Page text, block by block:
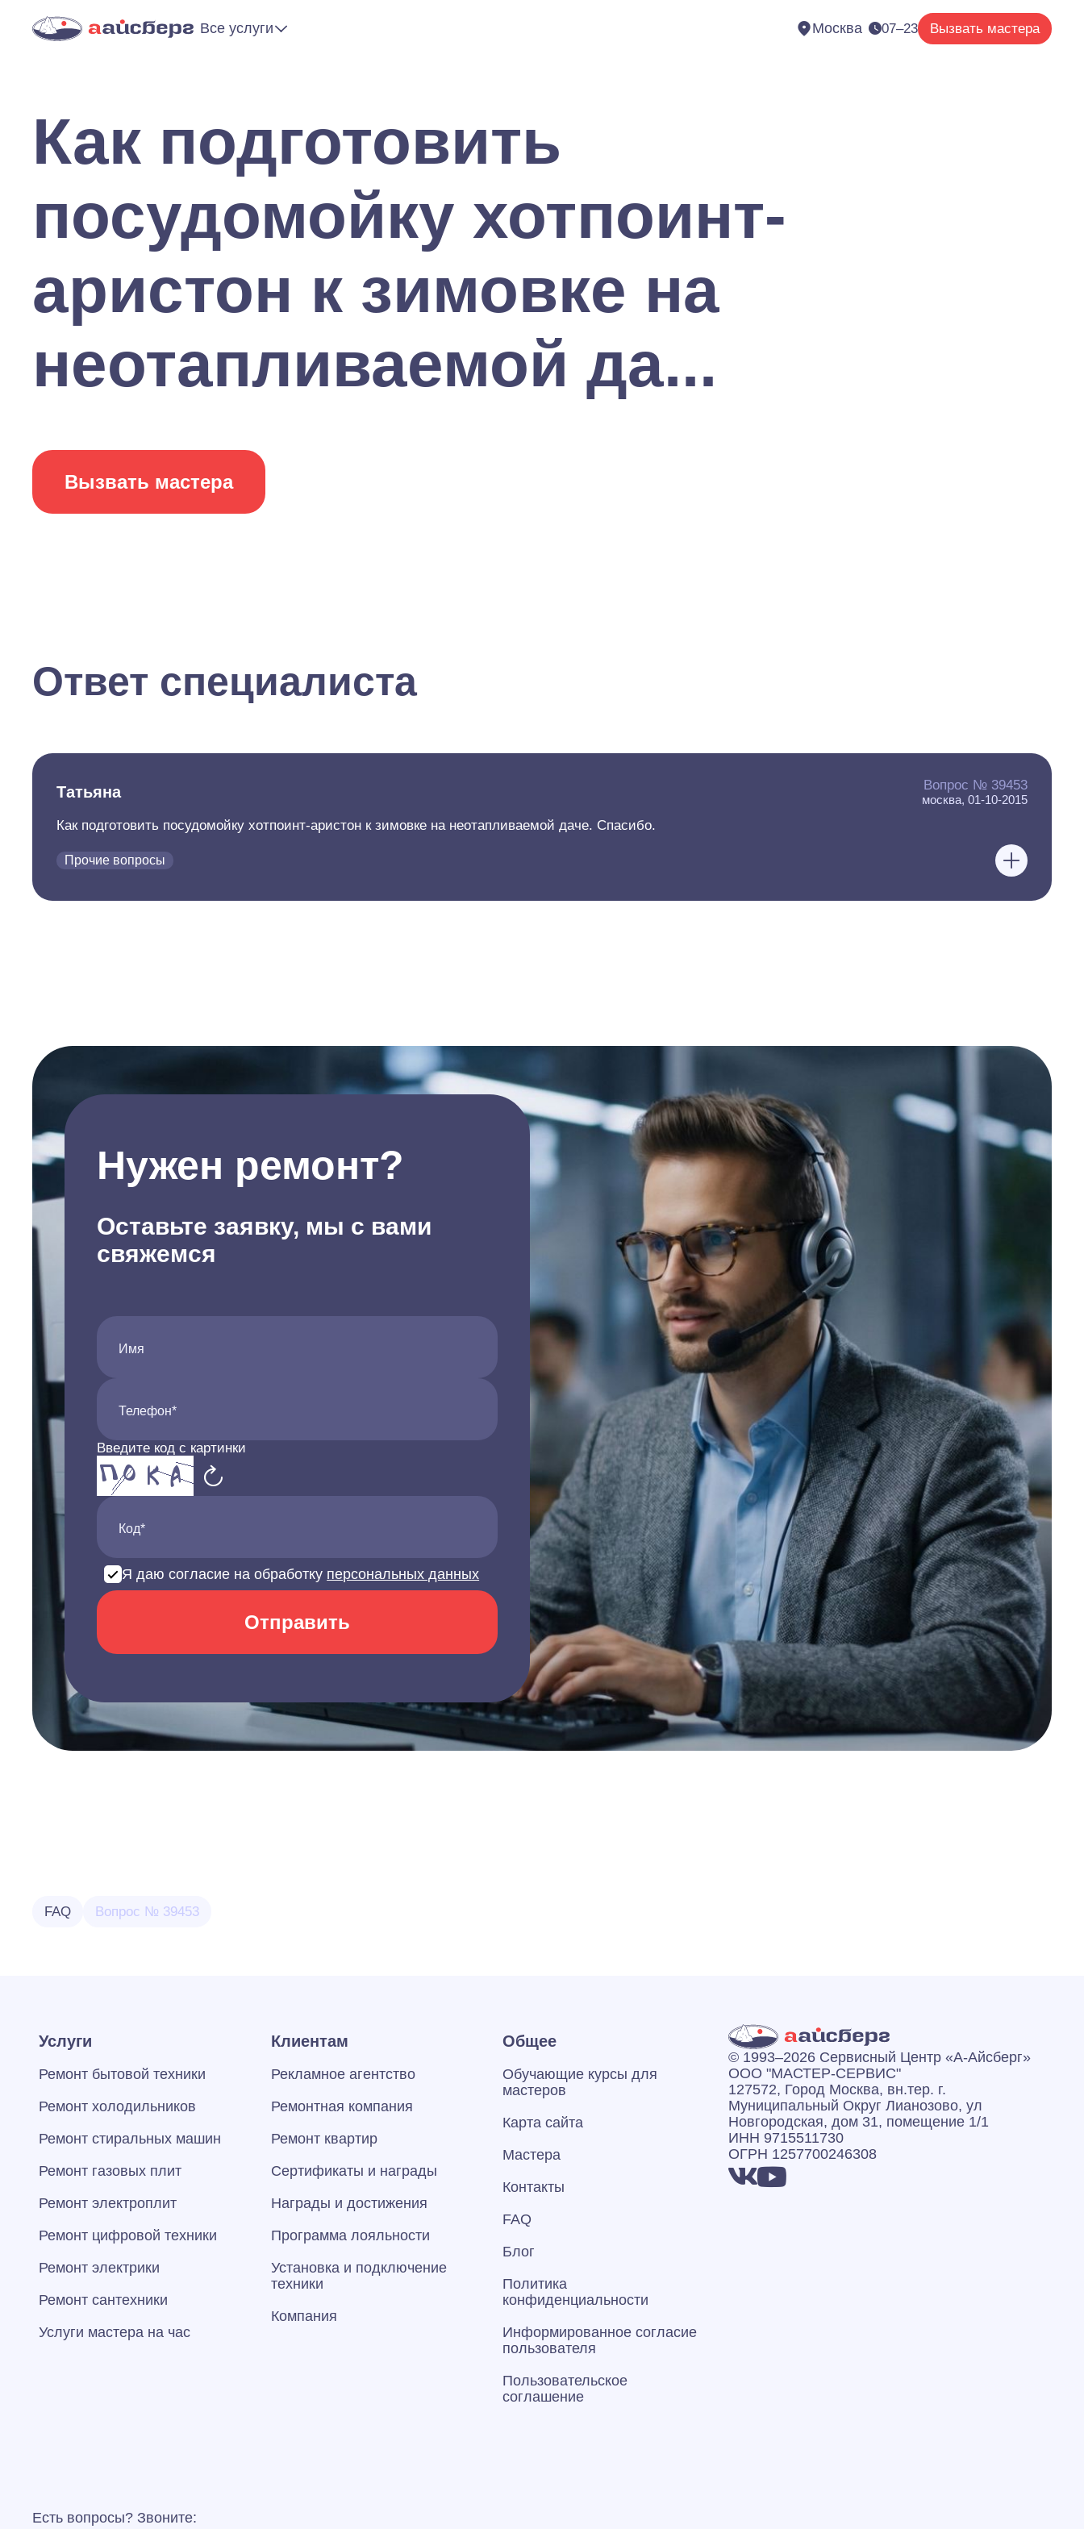
Все услуги Москва 07–23 Вызвать мастера
Как подготовить
посудомойку хотпоинт-
аристон к зимовке на
неотапливаемой да...
Вызвать мастера
Ответ специалиста
Татьяна Вопрос № 39453
москва, 01-10-2015
Как подготовить посудомойку хотпоинт-аристон к зимовке на неотапливаемой даче. Спасибо.
Прочие вопросы
Нужен ремонт?
Оставьте заявку, мы с вами
свяжемся
Имя
Телефон*
Введите код с картинки
Код*
Я даю согласие на обработку персональных данных
Отправить
FAQ Вопрос № 39453
Услуги
Ремонт бытовой техники
Ремонт холодильников
Ремонт стиральных машин
Ремонт газовых плит
Ремонт электроплит
Ремонт цифровой техники
Ремонт электрики
Ремонт сантехники
Услуги мастера на час
Клиентам
Рекламное агентство
Ремонтная компания
Ремонт квартир
Сертификаты и награды
Награды и достижения
Программа лояльности
Установка и подключение
техники
Компания
Общее
Обучающие курсы для
мастеров
Карта сайта
Мастера
Контакты
FAQ
Блог
Политика
конфиденциальности
Информированное согласие
пользователя
Пользовательское
соглашение
© 1993–2026 Сервисный Центр «А‑Айсберг»
ООО "МАСТЕР-СЕРВИС"
127572, Город Москва, вн.тер. г.
Муниципальный Округ Лианозово, ул
Новгородская, дом 31, помещение 1/1
ИНН 9715511730
ОГРН 1257700246308
Есть вопросы? Звоните: